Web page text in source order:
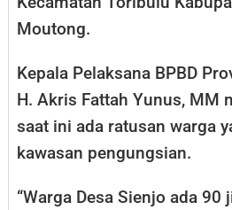
Moutong.
Kepala Pelaksana BPBD
H. Akris Fattah Yunus, MM
saat ini ada ratusan warga
kawasan pengungsian.
“Warga Desa Sienjo ada 90